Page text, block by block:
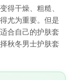
得干燥、粗糙、
尤为重要。但是
合自己的护肤套
秋冬男士护肤套